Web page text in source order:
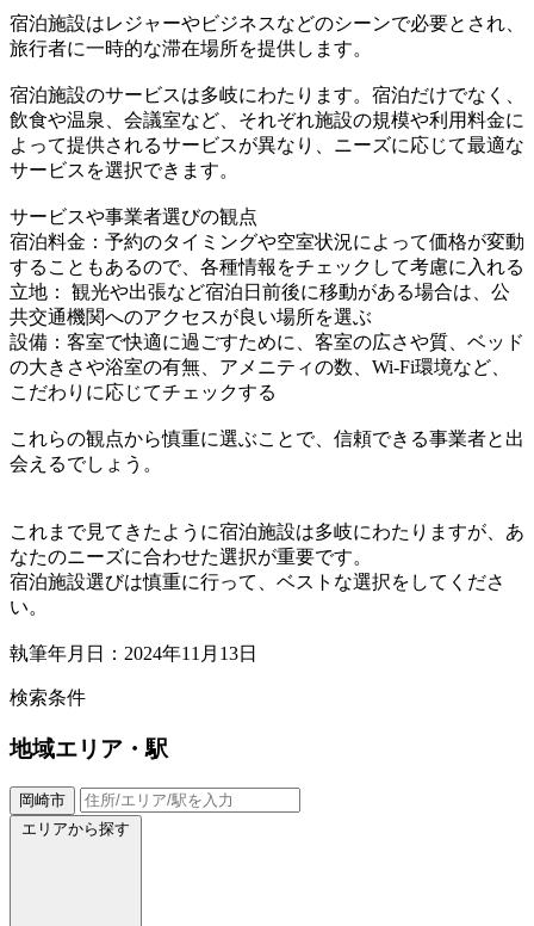
宿泊施設はレジャーやビジネスなどのシーンで必要とされ、
旅行者に一時的な滞在場所を提供します。
宿泊施設のサービスは多岐にわたります。宿泊だけでなく、
飲食や温泉、会議室など、それぞれ施設の規模や利用料金に
よって提供されるサービスが異なり、ニーズに応じて最適な
サービスを選択できます。
サービスや事業者選びの観点
宿泊料金：予約のタイミングや空室状況によって価格が変動
することもあるので、各種情報をチェックして考慮に入れる
立地： 観光や出張など宿泊日前後に移動がある場合は、公
共交通機関へのアクセスが良い場所を選ぶ
設備：客室で快適に過ごすために、客室の広さや質、ベッド
の大きさや浴室の有無、アメニティの数、Wi-Fi環境など、
こだわりに応じてチェックする
これらの観点から慎重に選ぶことで、信頼できる事業者と出
会えるでしょう。
これまで見てきたように宿泊施設は多岐にわたりますが、あ
なたのニーズに合わせた選択が重要です。
宿泊施設選びは慎重に行って、ベストな選択をしてくださ
い。
執筆年月日：2024年11月13日
検索条件
地域エリア・駅
岡崎市
エリアから探す